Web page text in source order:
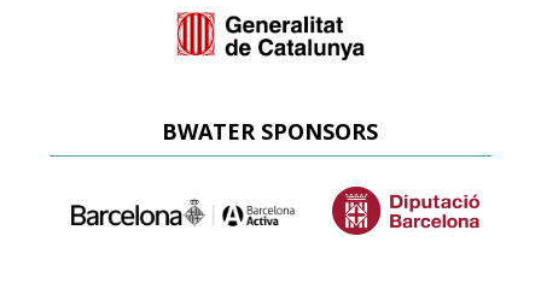
BWATER SPONSORS